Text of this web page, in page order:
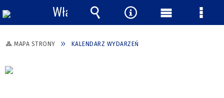
MAPA STRONY KALENDARZ WYDARZEŃ
Włącz
powiadomienia
Wyszukiwarka
Narzędzia
Menu Menu